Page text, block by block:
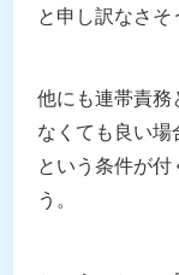
と申し訳なさそ
他にも連帯責
なくても良い場
という条件が
う。